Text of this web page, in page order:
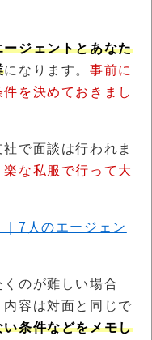
ージェントとあなた
になります。事前に
を決めておきまし
で面談は行われま
な私服で行って大
7人のエージェン
のが難しい場合
容は対面と同じで
条件などをメモし